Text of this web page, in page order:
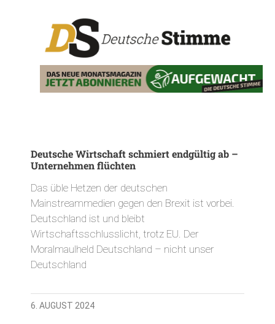
Deutsche Wirtschaft schmiert endgültig ab –
Unternehmen flüchten
Das üble Hetzen der deutschen
Mainstreammedien gegen den Brexit ist vorbei.
Deutschland ist und bleibt
Wirtschaftsschlusslicht, trotz EU. Der
Moralmaulheld Deutschland – nicht unser
Deutschland
6. AUGUST 2024